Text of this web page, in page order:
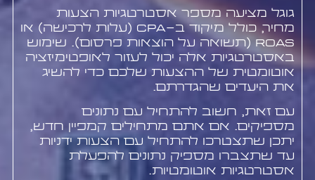
גוגל מציעה מספר אסטרטגיות הצעות
מחיר, כולל מיקוד ב-CPA (עלות לרכישה) או
ROAS (תשואה על הוצאות פרסום). שימוש
באסטרטגיות אלה יכול לעזור לאופטימיזציה
אוטומטית של ההצעות שלכם כדי להשיג
את היעדים שהגדרתם.
עם זאת, חשוב להתחיל עם נתונים
מספיקים. אם אתם מתחילים קמפיין חדש,
יתכן שתצטרכו להתחיל עם הצעות ידניות
עד שתצברו מספיק נתונים להפעלת
אסטרטגיות אוטומטיות.